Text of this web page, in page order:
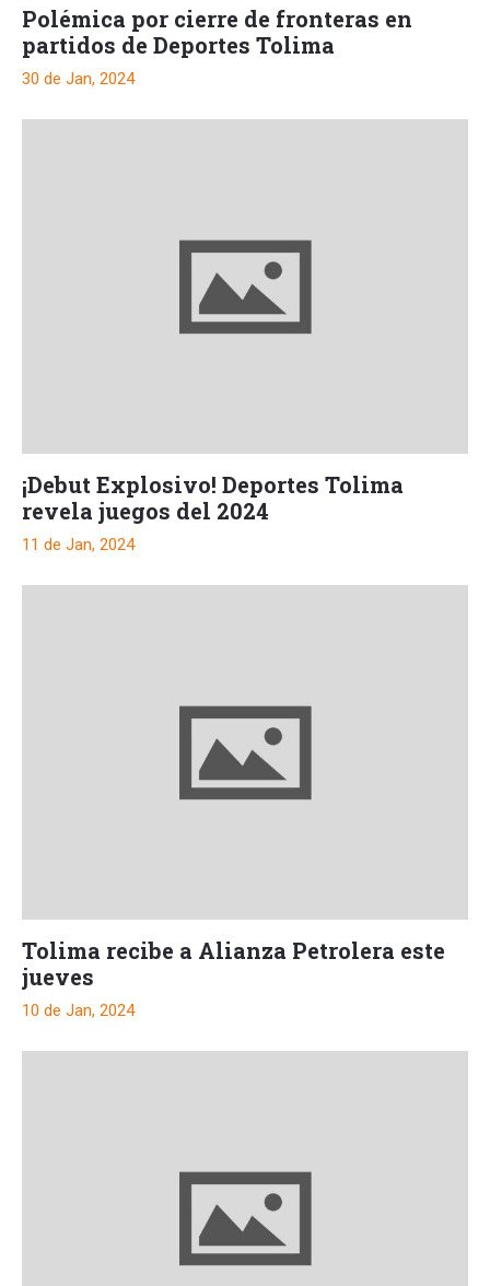
Polémica por cierre de fronteras en
partidos de Deportes Tolima
30 de Jan, 2024
¡Debut Explosivo! Deportes Tolima
revela juegos del 2024
11 de Jan, 2024
Tolima recibe a Alianza Petrolera este
jueves
10 de Jan, 2024